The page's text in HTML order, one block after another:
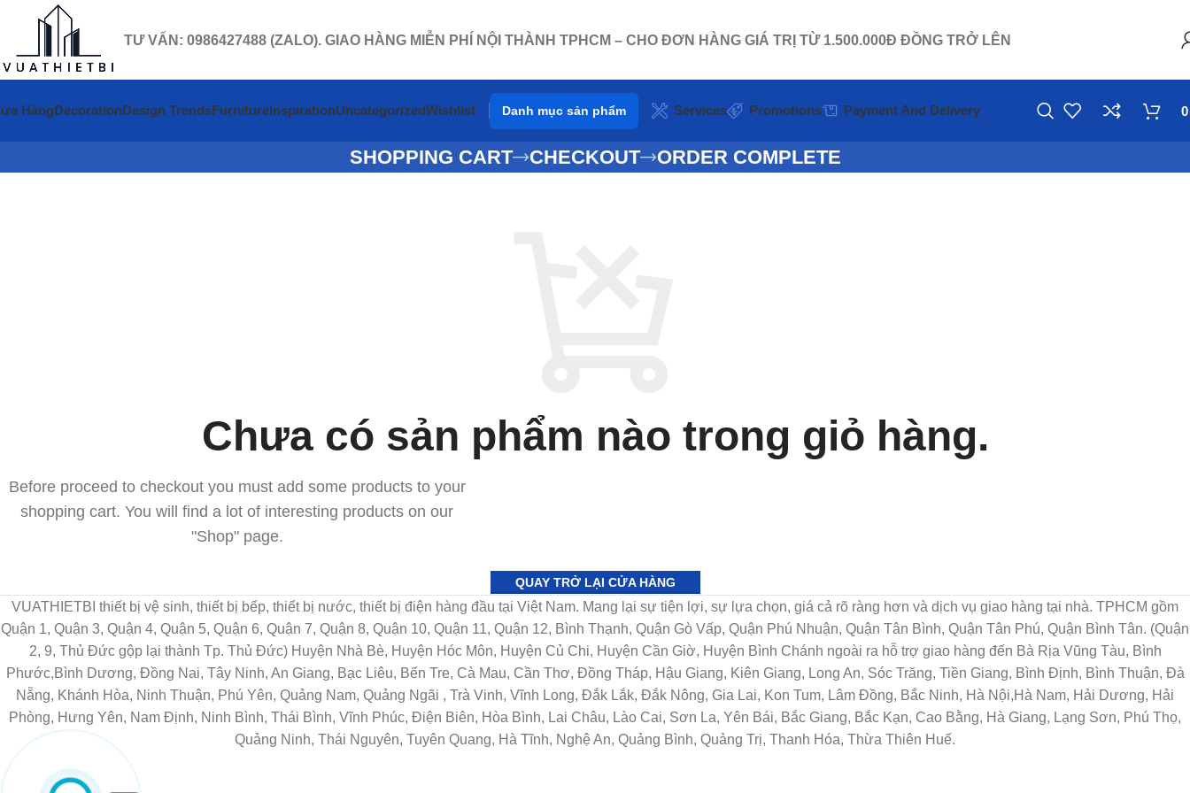
TƯ VẤN: 0986427488 (ZALO). GIAO HÀNG MIỄN PHÍ NỘI THÀNH TPHCM – CHO ĐƠN HÀNG GIÁ TRỊ TỪ 1.500.000Đ ĐỒNG TRỞ LÊN
HàngDecorationDesign TrendsFurnitureInspirationUncategorizedWishlist Danh mục sản phẩm Services Promotions Payment And Delivery
SHOPPING CART CHECKOUT ORDER COMPLETE
Chưa có sản phẩm nào trong giỏ hàng.
Before proceed to checkout you must add some products to your
shopping cart. You will find a lot of interesting products on our
"Shop" page.
QUAY TRỞ LẠI CỬA HÀNG
VUATHIETBI thiết bị vệ sinh, thiết bị bếp, thiết bị nước, thiết bị điện hàng đầu tại Việt Nam. Mang lại sự tiện lợi, sự lựa chọn, giá cả rõ ràng hơn và dịch vụ giao hàng tại nhà. TPHCM gồm
Quận 1, Quận 3, Quận 4, Quận 5, Quận 6, Quận 7, Quận 8, Quận 10, Quận 11, Quận 12, Bình Thạnh, Quận Gò Vấp, Quận Phú Nhuận, Quận Tân Bình, Quận Tân Phú, Quận Bình Tân. (Quận
2, 9, Thủ Đức gộp lại thành Tp. Thủ Đức) Huyện Nhà Bè, Huyện Hóc Môn, Huyện Củ Chi, Huyện Cần Giờ, Huyện Bình Chánh ngoài ra hỗ trợ giao hàng đến Bà Rịa Vũng Tàu, Bình
Phước,Bình Dương, Đồng Nai, Tây Ninh, An Giang, Bạc Liêu, Bến Tre, Cà Mau, Cần Thơ, Đồng Tháp, Hậu Giang, Kiên Giang, Long An, Sóc Trăng, Tiền Giang, Bình Định, Bình Thuận, Đà
Nẵng, Khánh Hòa, Ninh Thuận, Phú Yên, Quảng Nam, Quảng Ngãi , Trà Vinh, Vĩnh Long, Đắk Lắk, Đắk Nông, Gia Lai, Kon Tum, Lâm Đồng, Bắc Ninh, Hà Nội,Hà Nam, Hải Dương, Hải
Phòng, Hưng Yên, Nam Định, Ninh Bình, Thái Bình, Vĩnh Phúc, Điện Biên, Hòa Bình, Lai Châu, Lào Cai, Sơn La, Yên Bái, Bắc Giang, Bắc Kạn, Cao Bằng, Hà Giang, Lạng Sơn, Phú Thọ,
Quảng Ninh, Thái Nguyên, Tuyên Quang, Hà Tĩnh, Nghệ An, Quảng Bình, Quảng Trị, Thanh Hóa, Thừa Thiên Huế.